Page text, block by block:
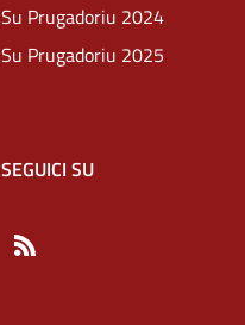
Su Prugadoriu 2024
Su Prugadoriu 2025
SEGUICI SU